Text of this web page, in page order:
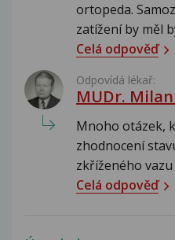
ortopeda.
zatížení by měl
Celá odpověď
Odpovídá lékař:
MUDr.
Mnoho otázek,
zhodnocení
zkříženého vazu
Celá odpověď